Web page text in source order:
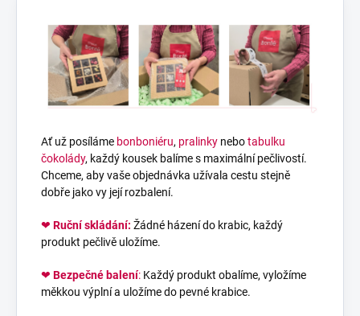
Ať už posíláme bonboniéru, pralinky nebotabulku
čokolády, každý kousek balíme s maximální pečlivostí.
Chceme, aby vaše objednávka užívala cestu stejně
dobře jako vy její rozbalení.
❤ Ruční skládání: Žádné házení do krabic, každý
produkt pečlivě uložíme.
❤ Bezpečné balení: Každý produkt obalíme, vyložíme
měkkou výplní a uložíme do pevné krabice.